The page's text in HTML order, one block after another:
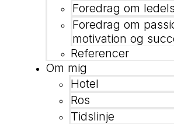
Foredrag om
Foredrag om
motivation og
Referencer
Om mig
Hotel
Ros
Tidslinje